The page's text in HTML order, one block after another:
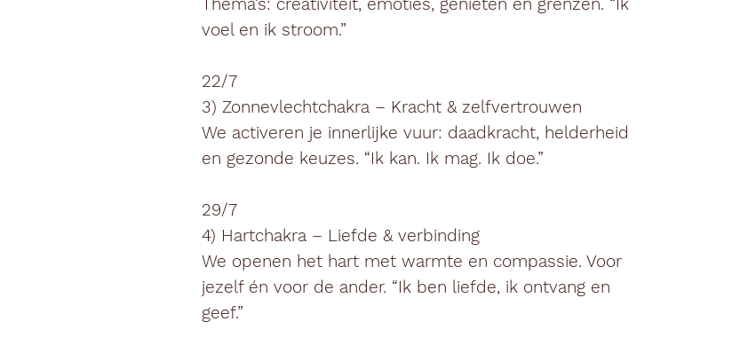
Thema’s: creativiteit, emoties, genieten en grenzen. “Ik
voel en ik stroom.”
22/7
3) Zonnevlechtchakra – Kracht & zelfvertrouwen
We activeren je innerlijke vuur: daadkracht, helderheid
en gezonde keuzes. “Ik kan. Ik mag. Ik doe.”
29/7
4) Hartchakra – Liefde & verbinding
We openen het hart met warmte en compassie. Voor
jezelf én voor de ander. “Ik ben liefde, ik ontvang en
geef.”